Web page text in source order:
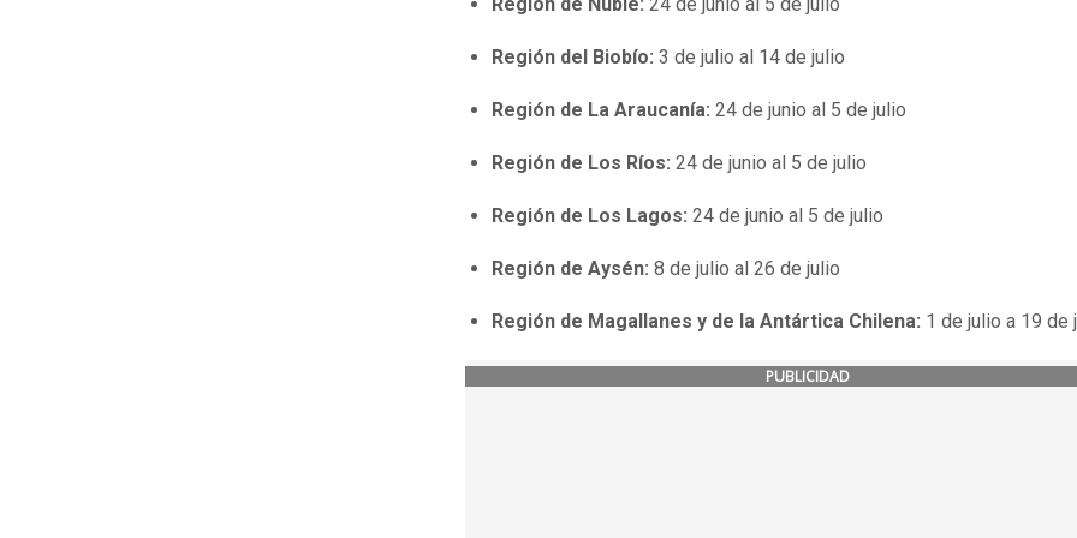
Región del Biobío: 3 de julio al 14 de julio
Región de La Araucanía: 24 de junio al 5 de julio
Región de Los Ríos: 24 de junio al 5 de julio
Región de Los Lagos: 24 de junio al 5 de julio
Región de Aysén: 8 de julio al 26 de julio
Región de Magallanes y de la Antártica Chilena: 1 de julio a 19 de
PUBLICIDAD